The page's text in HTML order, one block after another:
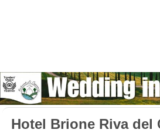
Hotel Brione Riva del